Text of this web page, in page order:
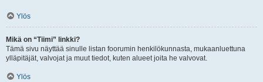
Ylös
Mikä on “Tiimi” linkki?
Tämä sivu näyttää sinulle listan foorumin henkilökunnasta, mukaanluettuna
ylläpitäjät, valvojat ja muut tiedot, kuten alueet joita he valvovat.
Ylös